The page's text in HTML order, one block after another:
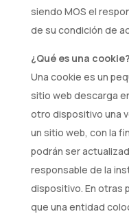
siendo MOS el
de su condición de
¿Qué es una cookie?
Una cookie es un
sitio web descarga
otro dispositivo una
un sitio web, con la
podrán ser
responsable de la
dispositivo. En otras
que una entidad